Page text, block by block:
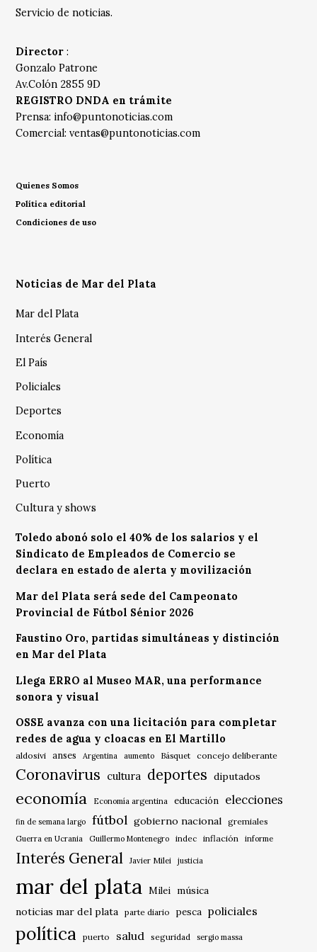
Servicio de noticias.
Director :
Gonzalo Patrone
Av.Colón 2855 9D
REGISTRO DNDA en trámite
Prensa: info@puntonoticias.com
Comercial:ventas@puntonoticias.com
Quienes Somos
Política editorial
Condiciones de uso
Noticias de Mar del Plata
Mar del Plata
Interés General
El País
Policiales
Deportes
Economía
Política
Puerto
Cultura y shows
Toledo abonó solo el 40% de los salarios y el
Sindicato de Empleados de Comercio se
declara en estado de alerta y movilización
Mar del Plata será sede del Campeonato
Provincial de Fútbol Sénior 2026
Faustino Oro, partidas simultáneas y distinción
en Mar del Plata
Llega ERRO al Museo MAR, una performance
sonora y visual
OSSE avanza con una licitación para completar
redes de agua y cloacas en El Martillo
aldosivi anses Argentina aumento Básquet concejo deliberante
Coronavirus cultura deportes diputados
economía Economía argentina educación elecciones
fin de semana largo fútbol gobierno nacional gremiales
Guerra en Ucrania Guillermo Montenegro indec inflación informe
Interés General Javier Milei justicia
mar del plata Milei música
noticias mar del plata
parte diario pesca policiales
política puerto salud seguridad sergio massa